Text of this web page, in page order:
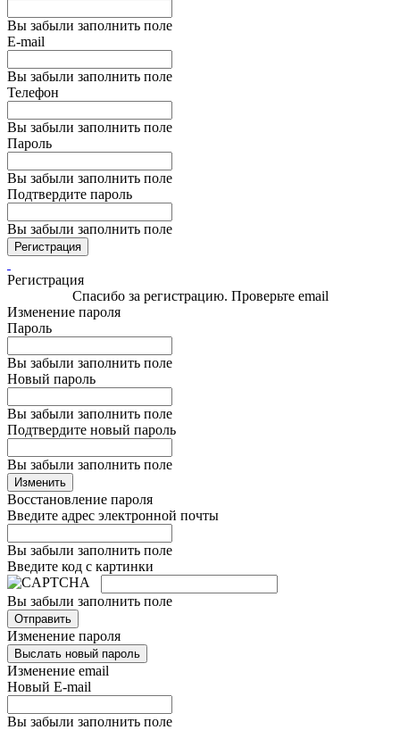
Вы забыли заполнить поле
E-mail
Вы забыли заполнить поле
Телефон
Вы забыли заполнить поле
Пароль
Вы забыли заполнить поле
Подтвердите пароль
Вы забыли заполнить поле
Регистрация
Регистрация
Спасибо за регистрацию. Проверьте email
Изменение пароля
Пароль
Вы забыли заполнить поле
Новый пароль
Вы забыли заполнить поле
Подтвердите новый пароль
Вы забыли заполнить поле
Изменить
Восстановление пароля
Введите адрес электронной почты
Вы забыли заполнить поле
Введите код с картинки
Вы забыли заполнить поле
Отправить
Изменение пароля
Выслать новый пароль
Изменение email
Новый E-mail
Вы забыли заполнить поле